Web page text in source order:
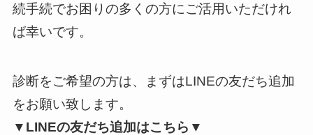
続手続でお困りの多くの方にご活用いただけれ
ば幸いです。
診断をご希望の方は、まずはLINEの友だち追加
をお願い致します。
▼LINEの友だち追加はこちら▼